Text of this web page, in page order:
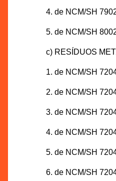
4. de NCM/SH
5. de NCM/SH
c) RESÍDUOS
1. de NCM/SH
2. de NCM/SH
3. de NCM/SH
4. de NCM/SH
5. de NCM/SH
6. de NCM/SH